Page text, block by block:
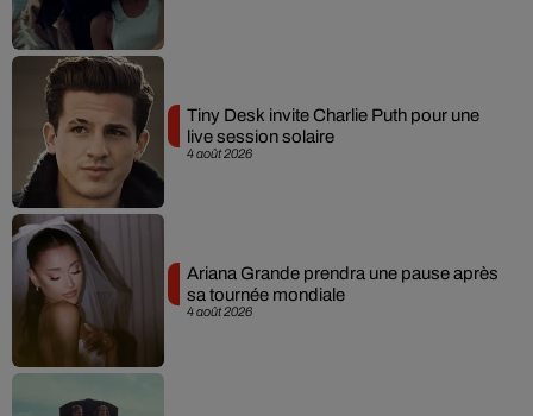
4 août 2026
Tiny Desk invite Charlie Puth pour une
live session solaire
4 août 2026
Ariana Grande prendra une pause après
sa tournée mondiale